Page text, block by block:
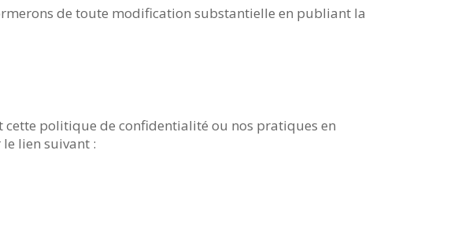
de toute modification substantielle en publiant la
cette politique de confidentialité ou nos pratiques en
lien suivant :